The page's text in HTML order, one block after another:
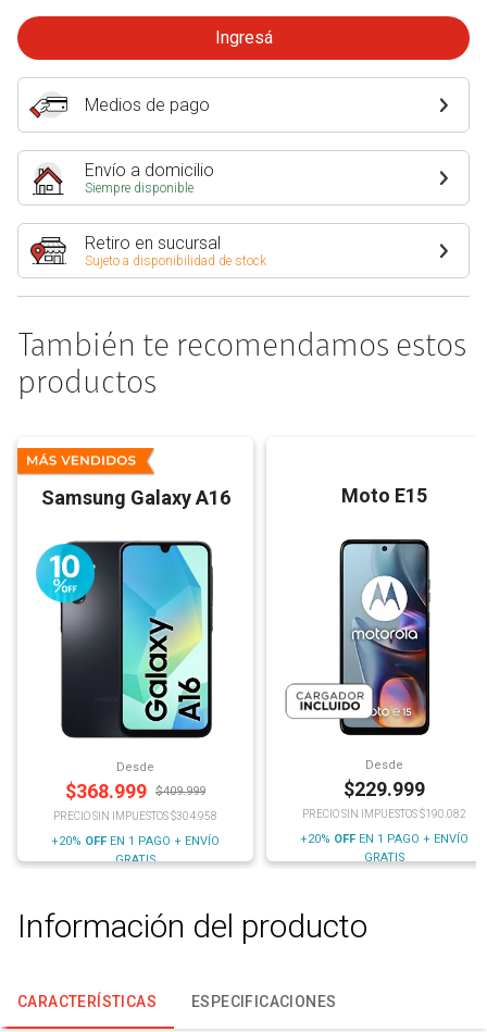
Ingresá
Medios de pago
Envío a domicilio
Siempre disponible
Retiro en sucursal
Sujeto a disponibilidad de stock
También te recomendamos estos
productos
Samsung Galaxy A16
Desde
$368.999 $409.999
PRECIO SIN IMPUESTOS $304.958
+20% OFF EN 1 PAGO + ENVÍO
GRATIS
Moto E15
Desde
$229.999
PRECIO SIN IMPUESTOS $190.082
+20% OFF EN 1 PAGO + ENVÍO
GRATIS
Información del producto
CARACTERÍSTICAS ESPECIFICACIONES